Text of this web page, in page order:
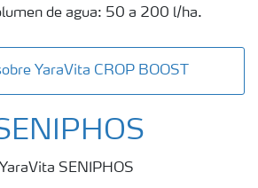
de agua: 50 a 200 l/ha.
YaraVita CROP BOOST